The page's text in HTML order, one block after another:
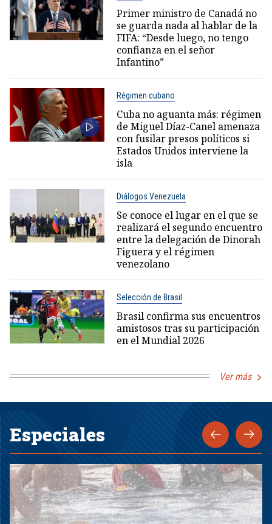
Primer ministro de Canadá no
se guarda nada al hablar de la
FIFA: “Desde luego, no tengo
confianza en el señor
Infantino”
Régimen cubano
Cuba no aguanta más: régimen
de Miguel Díaz-Canel amenaza
con fusilar presos políticos si
Estados Unidos interviene la
isla
Diálogos Venezuela
Se conoce el lugar en el que se
realizará el segundo encuentro
entre la delegación de Dinorah
Figuera y el régimen
venezolano
Selección de Brasil
Brasil confirma sus encuentros
amistosos tras su participación
en el Mundial 2026
Ver más
Especiales